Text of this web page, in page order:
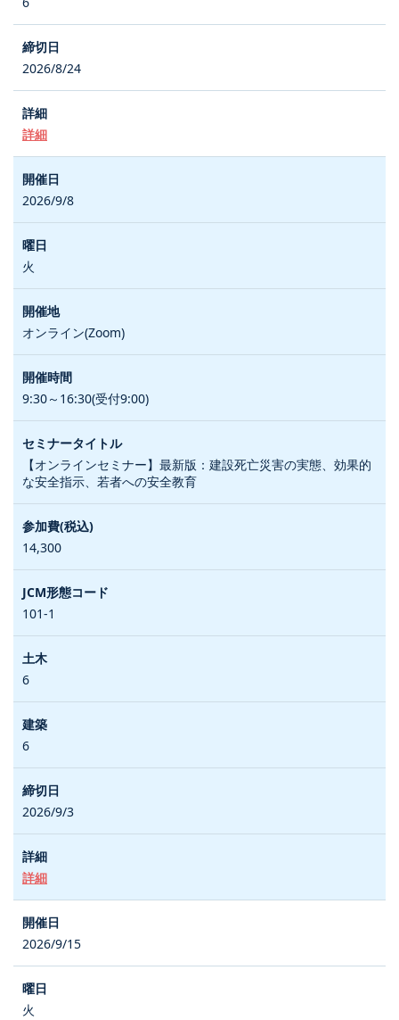
2026/8/24
詳細
2026/9/8
火
オンライン(Zoom)
9:30～16:30(受付9:00)
【オンラインセミナー】最新版：建設死亡災害の実態、効果的
な安全指示、若者への安全教育
14,300
101-1
6
6
2026/9/3
詳細
2026/9/15
火